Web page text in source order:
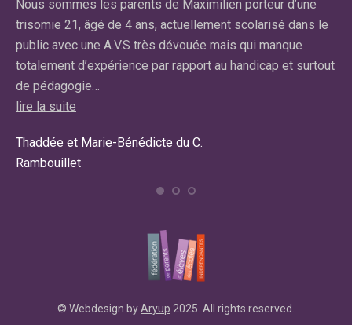
Nous sommes les parents de Maximilien porteur d’une
trisomie 21, âgé de 4 ans, actuellement scolarisé dans le
public avec une A.V.S très dévouée mais qui manque
totalement d’expérience par rapport au handicap et surtout
de pédagogie…
lire la suite
Thaddée et Marie-Bénédicte du C.
Rambouillet
© Webdesign byAryup 2025. All rights reserved.